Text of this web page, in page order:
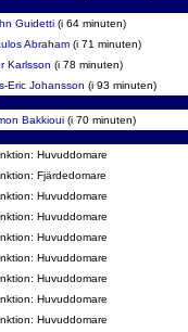
Guidetti (i 64 minuten)
Abraham (i 71 minuten)
Karlsson (i 78 minuten)
Eric Johansson (i 93 minuten)
Bakkioui (i 70 minuten)
Huvuddomare
Fjärdedomare
Huvuddomare
Huvuddomare
Huvuddomare
Huvuddomare
Huvuddomare
Huvuddomare
Huvuddomare